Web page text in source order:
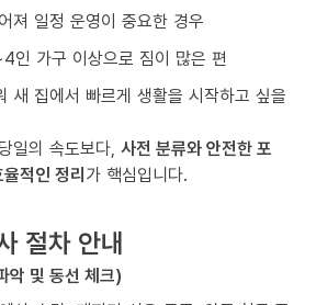
져 일정 운영이 중요한 경우
인 가구 이상으로 짐이 많은 편
새 집에서 빠르게 생활을 시작하고 싶을
일의 속도보다, 사전 분류와 안전한 포
적인 정리가 핵심입니다.
절차 안내
악 및 동선 체크)